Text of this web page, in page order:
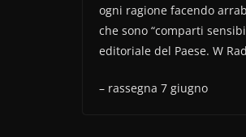
e
b
o
o
er di
vi
di
ogni ragione facendo
che sono “comparti
editoriale del Paese. W
– rassegna 7 giugno